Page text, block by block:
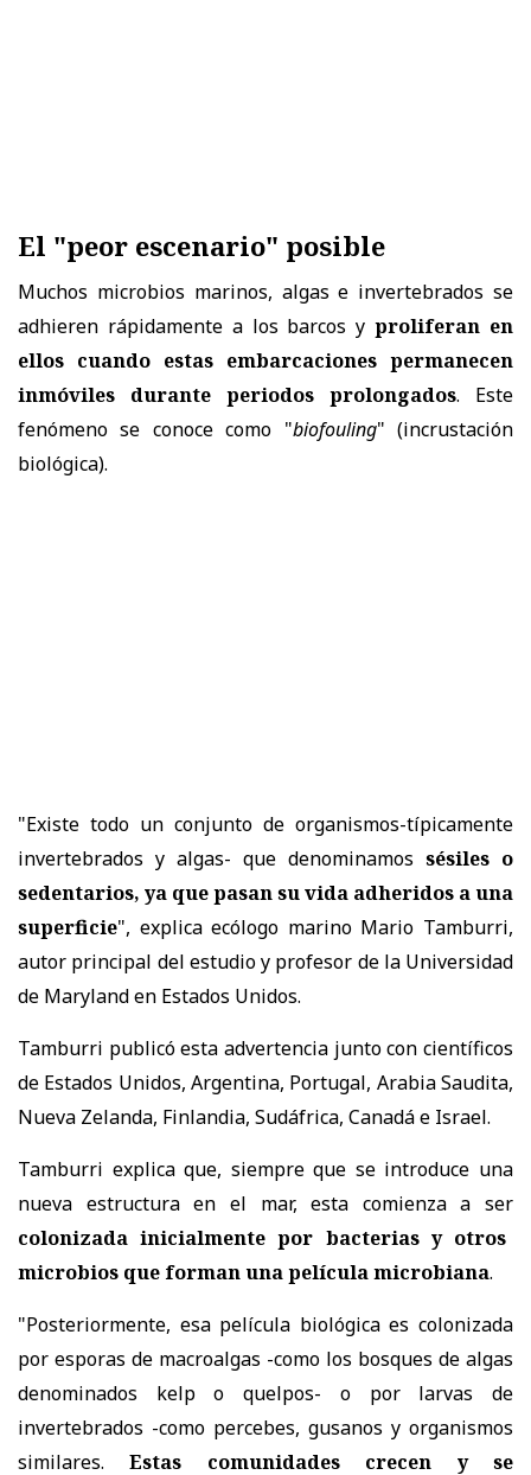
El "peor escenario" posible
Muchos microbios marinos, algas e invertebrados se
adhieren rápidamente a los barcos yproliferan en
ellos cuando estas embarcaciones permanecen
inmóviles durante periodos prolongados. Este
fenómeno se conoce como "biofouling" (incrustación
biológica).
"Existe todo un conjunto de organismos-típicamente
invertebrados y algas- que denominamos sésiles o
sedentarios, ya que pasan su vida adheridos a una
superficie", explica ecólogo marino Mario Tamburri,
autor principal del estudio y profesor de la Universidad
de Maryland en Estados Unidos.
Tamburri publicó esta advertencia junto con científicos
de Estados Unidos, Argentina, Portugal, Arabia Saudita,
Nueva Zelanda, Finlandia, Sudáfrica, Canadá e Israel.
Tamburri explica que, siempre que se introduce una
nueva estructura en el mar, esta comienza a ser
colonizada inicialmente por bacterias y otros
microbios que forman una película microbiana.
"Posteriormente, esa película biológica es colonizada
por esporas de macroalgas -como los bosques de algas
denominados kelp o quelpos- o por larvas de
invertebrados -como percebes, gusanos y organismos
similares.Estas comunidades crecen y se